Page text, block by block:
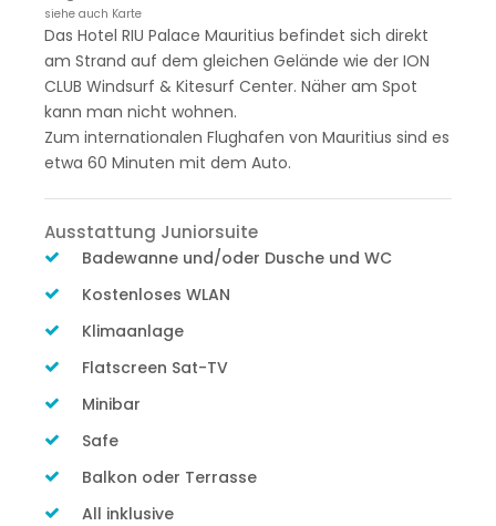
siehe auch Karte
Das Hotel RIU Palace Mauritius befindet sich direkt
am Strand auf dem gleichen Gelände wie der ION
CLUB Windsurf & Kitesurf Center. Näher am Spot
kann man nicht wohnen.
Zum internationalen Flughafen von Mauritius sind es
etwa 60 Minuten mit dem Auto.
Ausstattung Juniorsuite
Badewanne und/oder Dusche und WC
Kostenloses WLAN
Klimaanlage
Flatscreen Sat-TV
Minibar
Safe
Balkon oder Terrasse
All inklusive